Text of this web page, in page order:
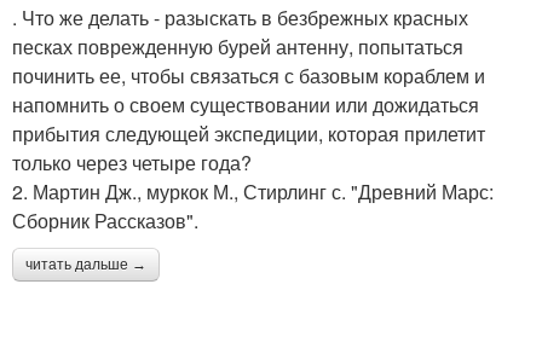
. Что же делать - разыскать в безбрежных красных
песках поврежденную бурей антенну, попытаться
починить ее, чтобы связаться с базовым кораблем и
напомнить о своем существовании или дожидаться
прибытия следующей экспедиции, которая прилетит
только через четыре года?
2. Мартин Дж., муркок М., Стирлинг с. "Древний Марс:
Сборник Рассказов".
читать дальше →